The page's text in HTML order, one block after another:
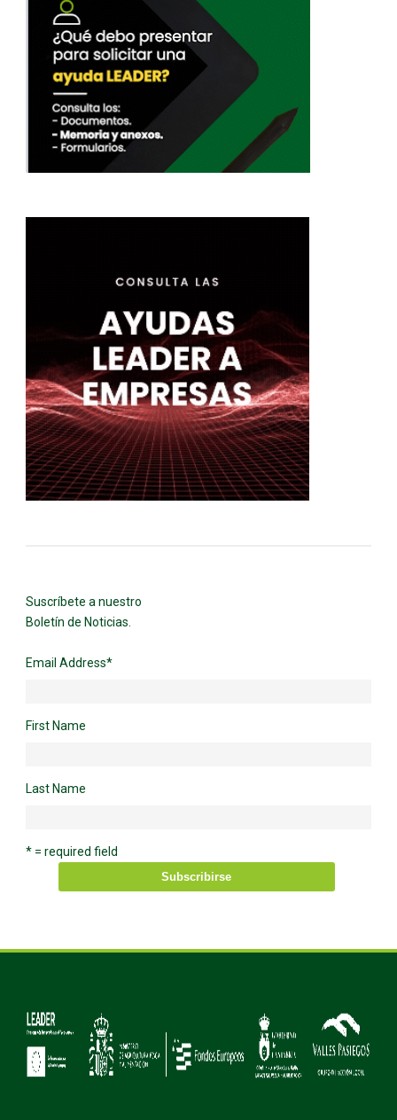
Suscríbete a nuestro
Boletín de Noticias.
Email Address*
First Name
Last Name
* = required field